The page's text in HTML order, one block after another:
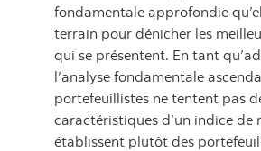
fondamentale approfondie
terrain pour dénicher les
qui se présentent. En tant
l’analyse fondamentale
portefeuillistes ne tentent pas
caractéristiques d’un indice de
établissent plutôt des